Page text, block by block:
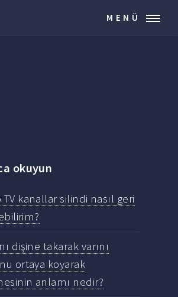
MENÜ
okuyun
TV kanallar silindi nasıl geri
dişine takarak varını
ortaya koyarak
anlamı nedir?